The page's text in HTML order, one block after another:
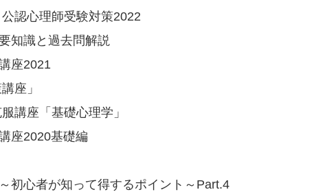
認心理師受験対策2022
知識と過去問解説
座2021
座」
講座「基礎心理学」
座2020基礎編
初心者が知って得するポイント～Part.4